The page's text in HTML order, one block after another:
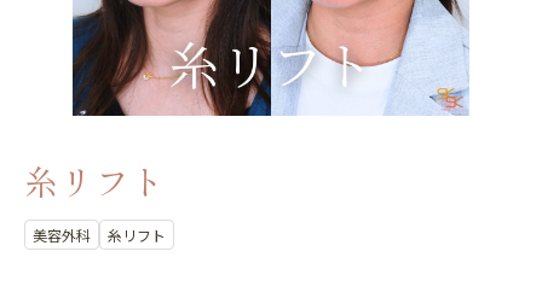
糸リフト
美容外科 糸リフト